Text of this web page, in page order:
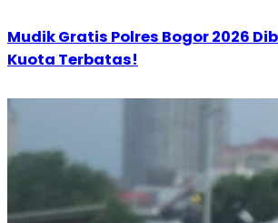
Mudik Gratis Polres Bogor 2026
Kuota Terbatas!